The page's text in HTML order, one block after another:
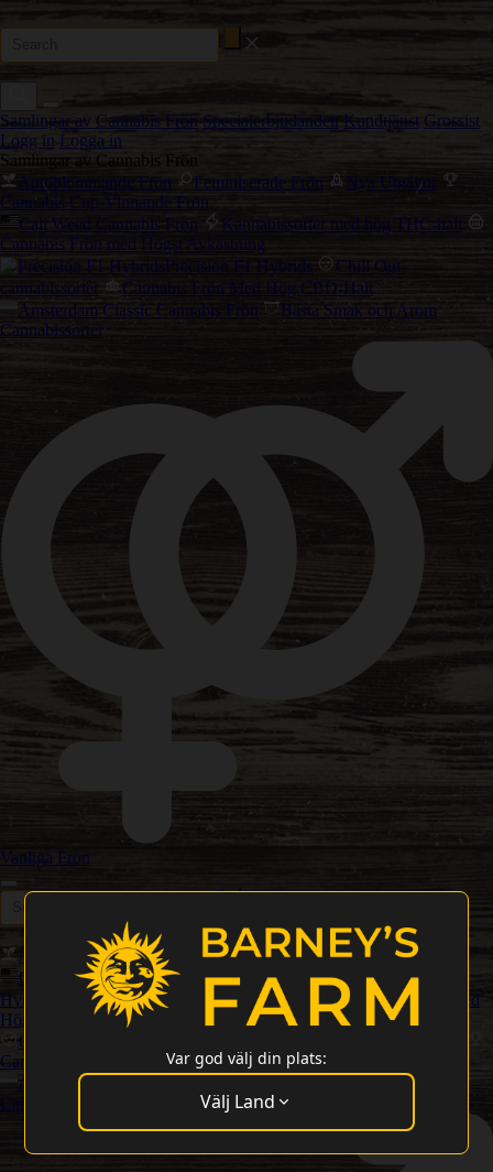
Samlingar av Cannabis Frön Specialerbjudanden Kundtjänst Grossist
Logg in
Logga in
Samlingar av Cannabis Frön
Autoblommande Frön
Feminiserade Frön
Nya Utgåvor
Cannabis Cup-Vinnande Frön
Cali Weed Cannabis Frön
Kannabissorter med hög THC-halt
Cannabis Frön med Högst Avkastning
Precision F1 Hybrids
Chill Out-
cannabissorter
Cannabis Frön Med Hög CBD-Halt
Amsterdam Classic Cannabis Frön
Bästa Smak och Arom
Cannabissorter
Vanliga Frön
Autoblommande Frön Feminiserade Frön
Nya Utgåvor
Cali Weed Cannabis Frön
Precision F1
Hybrids
Kannabissorter med hög THC-halt
Cannabis Frön med
Högst Avkastning
Chill Out-cannabissorter
Cannabis Cup-Vinnande Frön
Amsterdam Classic Cannabis Frön
Bästa Smak och Arom
Cannabissorter
Var god välj din plats:
Välj Land